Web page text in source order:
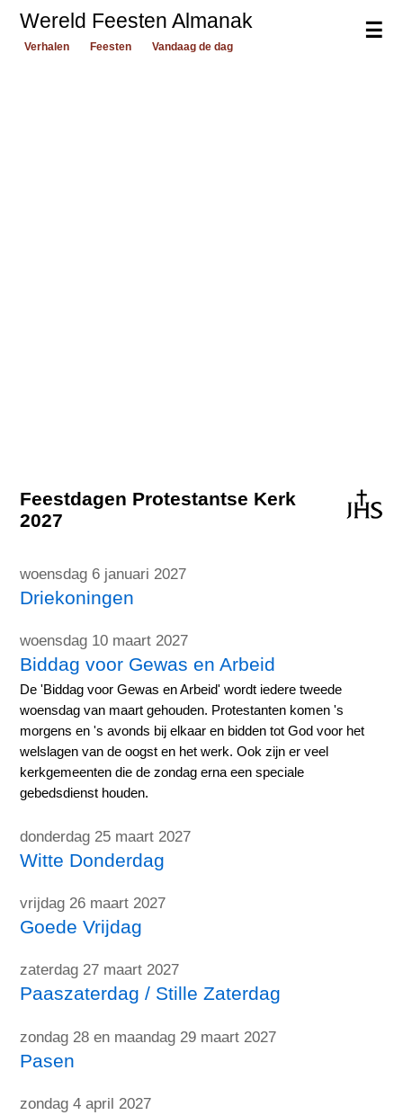
☰
Wereld Feesten Almanak
Verhalen Feesten Vandaag de dag
Feestdagen Protestantse Kerk
2027
woensdag 6 januari 2027
Driekoningen
woensdag 10 maart 2027
Biddag voor Gewas en Arbeid
De 'Biddag voor Gewas en Arbeid' wordt iedere tweede
woensdag van maart gehouden. Protestanten komen 's
morgens en 's avonds bij elkaar en bidden tot God voor het
welslagen van de oogst en het werk. Ook zijn er veel
kerkgemeenten die de zondag erna een speciale
gebedsdienst houden.
donderdag 25 maart 2027
Witte Donderdag
vrijdag 26 maart 2027
Goede Vrijdag
zaterdag 27 maart 2027
Paaszaterdag / Stille Zaterdag
zondag 28 en maandag 29 maart 2027
Pasen
zondag 4 april 2027